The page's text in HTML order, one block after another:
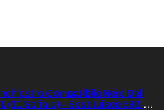
Compatibile Nero Dell
(11 Seriale) – Sostituisce 592-